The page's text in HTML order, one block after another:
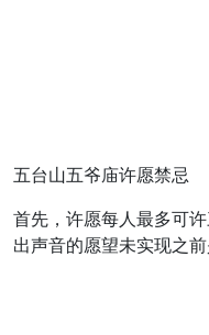
五台山五爷庙许愿禁忌
首先，许愿每人最多可
出声音的愿望未实现之